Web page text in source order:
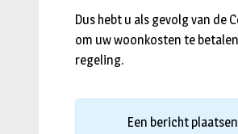
Dus hebt u als gevolg van
om uw woonkosten te
regeling.
Een bericht